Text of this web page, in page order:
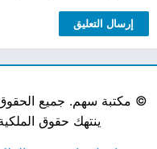
© مكتبة سهم. جميع
ينتهك حقوق